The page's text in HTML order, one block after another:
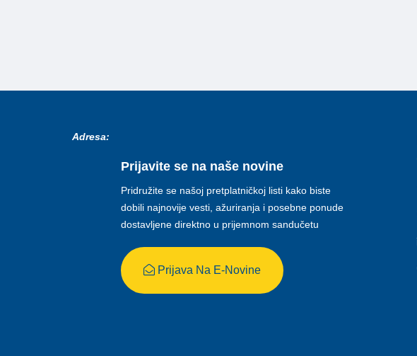
Adresa:
Prijavite se na naše novine
Pridružite se našoj pretplatničkoj listi kako biste
dobili najnovije vesti, ažuriranja i posebne ponude
dostavljene direktno u prijemnom sandučetu
Prijava Na E-Novine